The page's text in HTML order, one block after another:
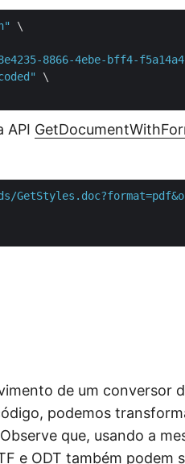
\
8866-4ebe-bff4-
\
API
de um conversor
podemos
que, usando a
e ODT também podem